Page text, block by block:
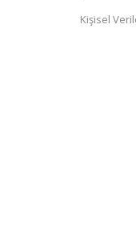
Kişisel